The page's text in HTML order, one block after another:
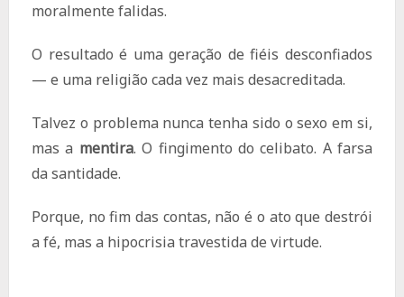
moralmente falidas.
O resultado é uma geração de fiéis desconfiados
— e uma religião cada vez mais desacreditada.
Talvez o problema nunca tenha sido o sexo em si,
mas a mentira. O fingimento do celibato. A farsa
da santidade.
Porque, no fim das contas, não é o ato que destrói
a fé, mas a hipocrisia travestida de virtude.